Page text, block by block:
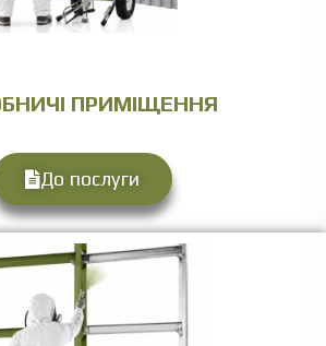
ПРИМІЩЕННЯ
До послуги